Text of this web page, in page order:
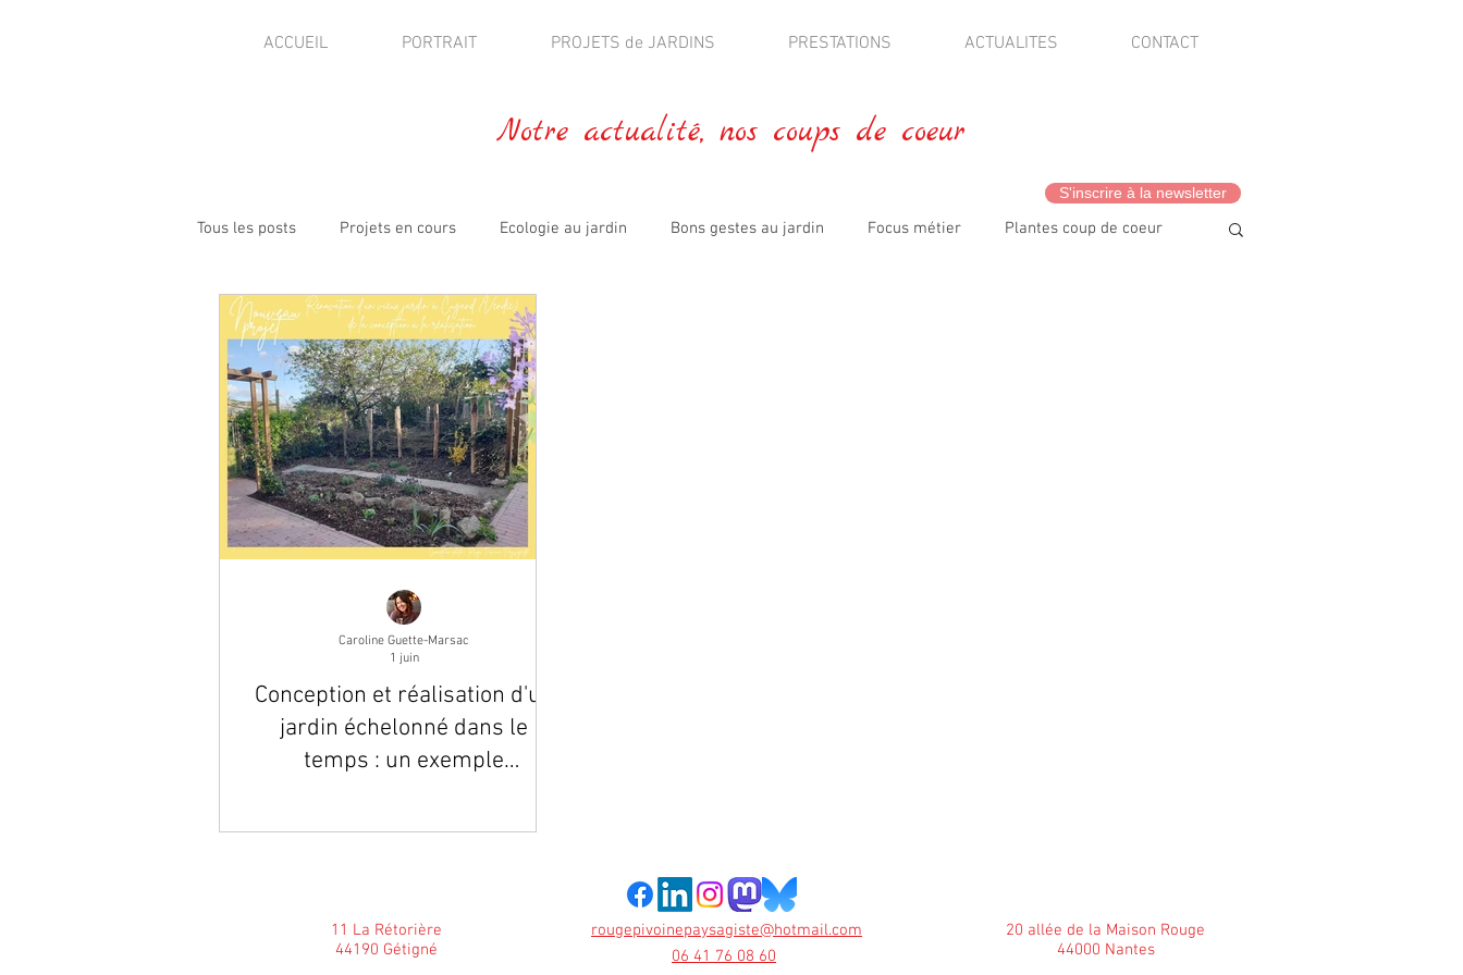
ACCUEIL PORTRAIT PROJETS de JARDINS PRESTATIONS ACTUALITES CONTACT
Notre actualité, nos coups de coeur
Tous les posts Projets en cours Ecologie au jardin Bons gestes au jardin Focus métier Plantes coup de coeur
Visites de jardins Presse - publications
Autres activités
Conception et réalisation d'un
jardin échelonné dans le
temps : un exemple
prestations que nous vous
Caroline Guette-Marsac
1 juin
S'inscrire à la newsletter
11 La Rétorière
44190 Gétigné
rougepivoinepaysagiste@hotmail.com
06 41 76 08 60
20 allée de la Maison Rouge
44000 Nantes